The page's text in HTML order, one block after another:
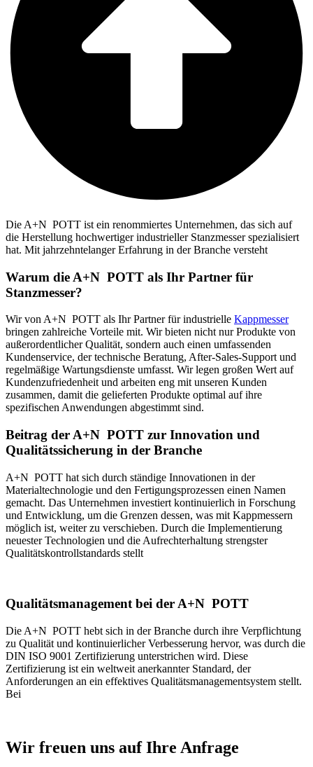
Die A+N POTT ist ein renommiertes Unternehmen, das sich auf
die Herstellung hochwertiger industrieller Stanzmesser spezialisiert
hat. Mit jahrzehntelanger Erfahrung in der Branche versteht
Warum die A+N POTT als Ihr Partner für
Stanzmesser?
Wir von A+N POTT als Ihr Partner für industrielle Kappmesser
bringen zahlreiche Vorteile mit. Wir bieten nicht nur Produkte von
außerordentlicher Qualität, sondern auch einen umfassenden
Kundenservice, der technische Beratung, After-Sales-Support und
regelmäßige Wartungsdienste umfasst. Wir legen großen Wert auf
Kundenzufriedenheit und arbeiten eng mit unseren Kunden
zusammen, damit die gelieferten Produkte optimal auf ihre
spezifischen Anwendungen abgestimmt sind.
Beitrag der A+N POTT zur Innovation und
Qualitätssicherung in der Branche
A+N POTT hat sich durch ständige Innovationen in der
Materialtechnologie und den Fertigungsprozessen einen Namen
gemacht. Das Unternehmen investiert kontinuierlich in Forschung
und Entwicklung, um die Grenzen dessen, was mit Kappmessern
möglich ist, weiter zu verschieben. Durch die Implementierung
neuester Technologien und die Aufrechterhaltung strengster
Qualitätskontrollstandards stellt
Qualitätsmanagement bei derA+N POTT
Die A+N POTT hebt sich in der Branche durch ihre Verpflichtung
zu Qualität und kontinuierlicher Verbesserung hervor, was durch die
DIN ISO 9001 Zertifizierung unterstrichen wird. Diese
Zertifizierung ist ein weltweit anerkannter Standard, der
Anforderungen an ein effektives Qualitätsmanagementsystem stellt.
Bei
Wir freuen uns auf Ihre Anfrage